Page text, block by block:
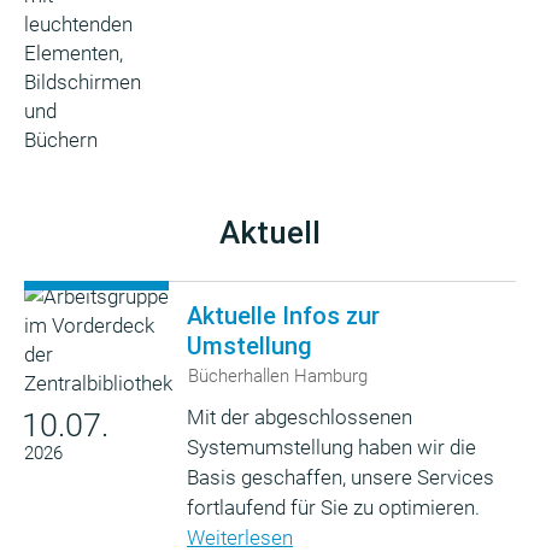
Aktuell
10.07.
2026
Aktuelle Infos zur
Umstellung
Bücherhallen Hamburg
Mit der abgeschlossenen
Systemumstellung haben wir die
Basis geschaffen, unsere Services
fortlaufend für Sie zu optimieren.
Weiterlesen